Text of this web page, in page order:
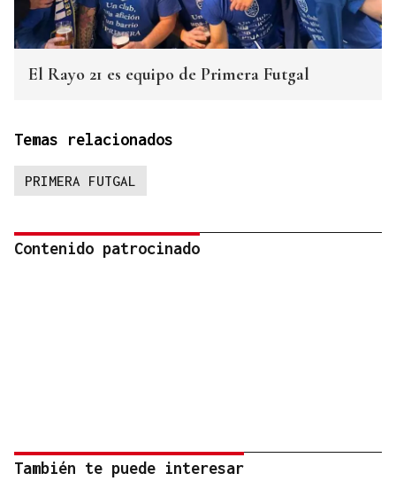
El Rayo 21 es equipo de Primera Futgal
Temas relacionados
PRIMERA FUTGAL
Contenido patrocinado
También te puede interesar